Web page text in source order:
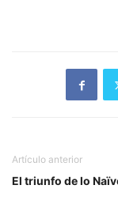
Artículo anterior
El triunfo de lo